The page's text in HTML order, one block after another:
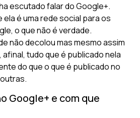
escutado falar do Google+.
ela é uma rede social para os
o que não é verdade.
não decolou mas mesmo assim
tudo que é publicado nela
do que o que é publicado no
Google+ e com que